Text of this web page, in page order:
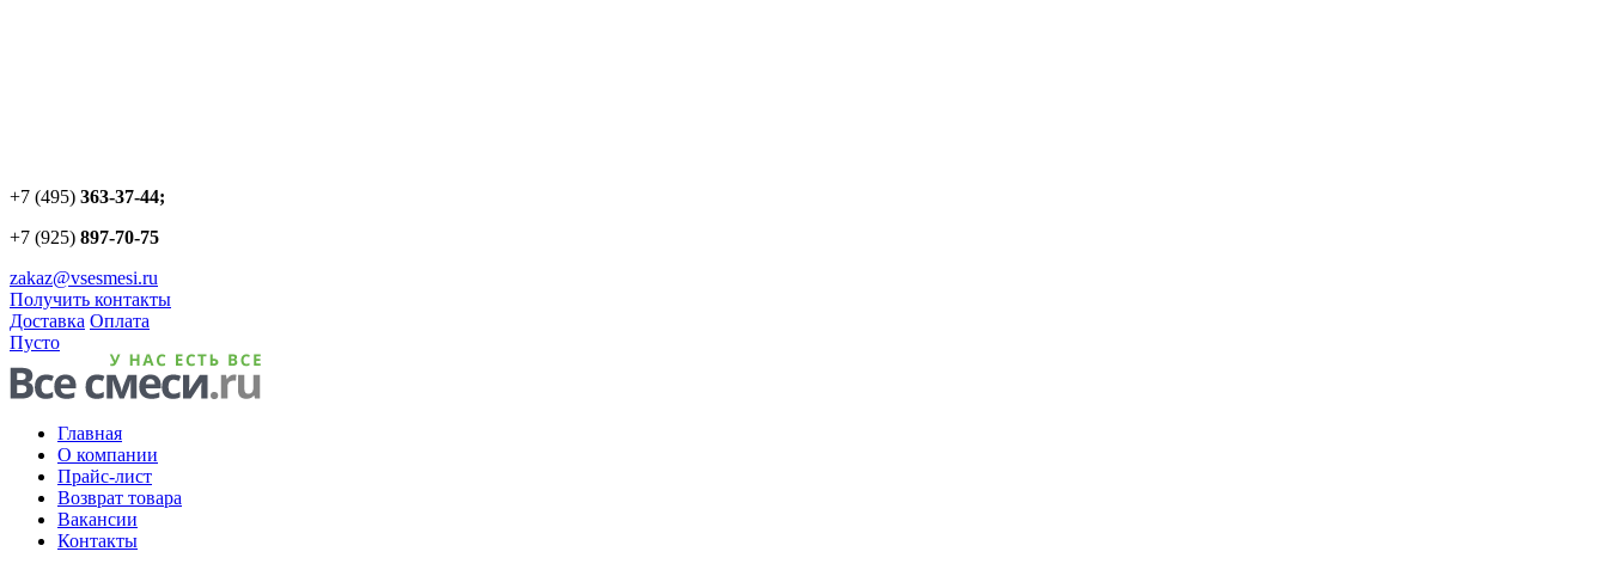
+7 (495) 363-37-44;
+7 (925) 897-70-75
zakaz@vsesmesi.ru
Получить контакты
Доставка Оплата
Пусто
Главная
О компании
Прайс-лист
Возврат товара
Вакансии
Контакты